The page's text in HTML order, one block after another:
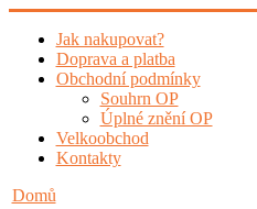
Jak nakupovat?
Doprava a platba
Obchodní podmínky
Souhrn OP
Úplné znění OP
Velkoobchod
Kontakty
Domů